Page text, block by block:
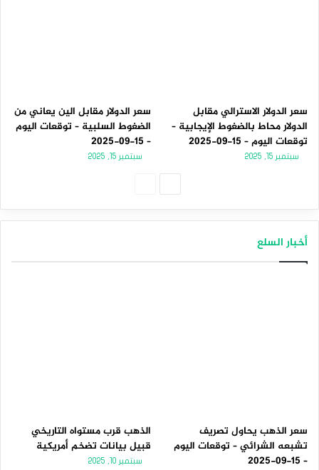
سعر الدولار الاسترالي مقابل
الدولار محاط بالضغوط الإيجابية –
توقعات اليوم – 15-09-2025
سبتمبر 15, 2025
سعر الدولار مقابل الين يعاني من
الضغوط السلبية – توقعات اليوم
– 15-09-2025
سبتمبر 15, 2025
أخبار السلع
سعر الذهب يحاول تصريف
تشبعه الشرائي – توقعات اليوم
– 15-09-2025
الذهب قرب مستواه التاريخي
قبيل بيانات تضخم أمريكية
سبتمبر 10, 2025